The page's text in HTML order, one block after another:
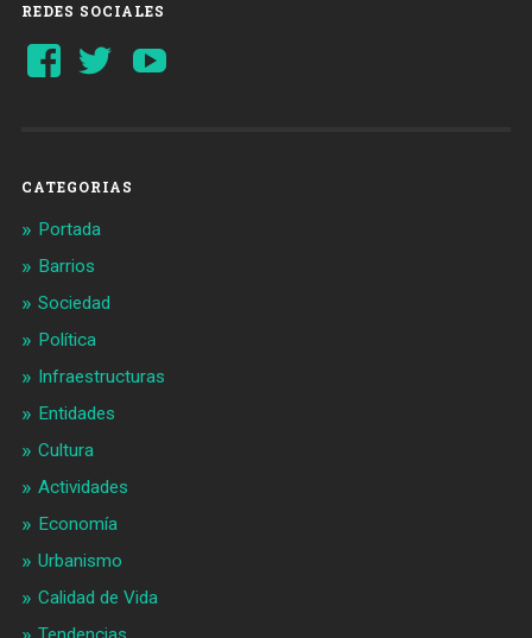
REDES SOCIALES
Ver
perfil
Ver
perfil
CATEGORIAS
Portada
Barrios
Sociedad
Política
Infraestructuras
Entidades
Cultura
Actividades
Economía
Urbanismo
Calidad de Vida